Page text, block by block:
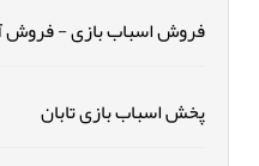
فروش اسباب بازی - فروش
پخش اسباب بازی تابان